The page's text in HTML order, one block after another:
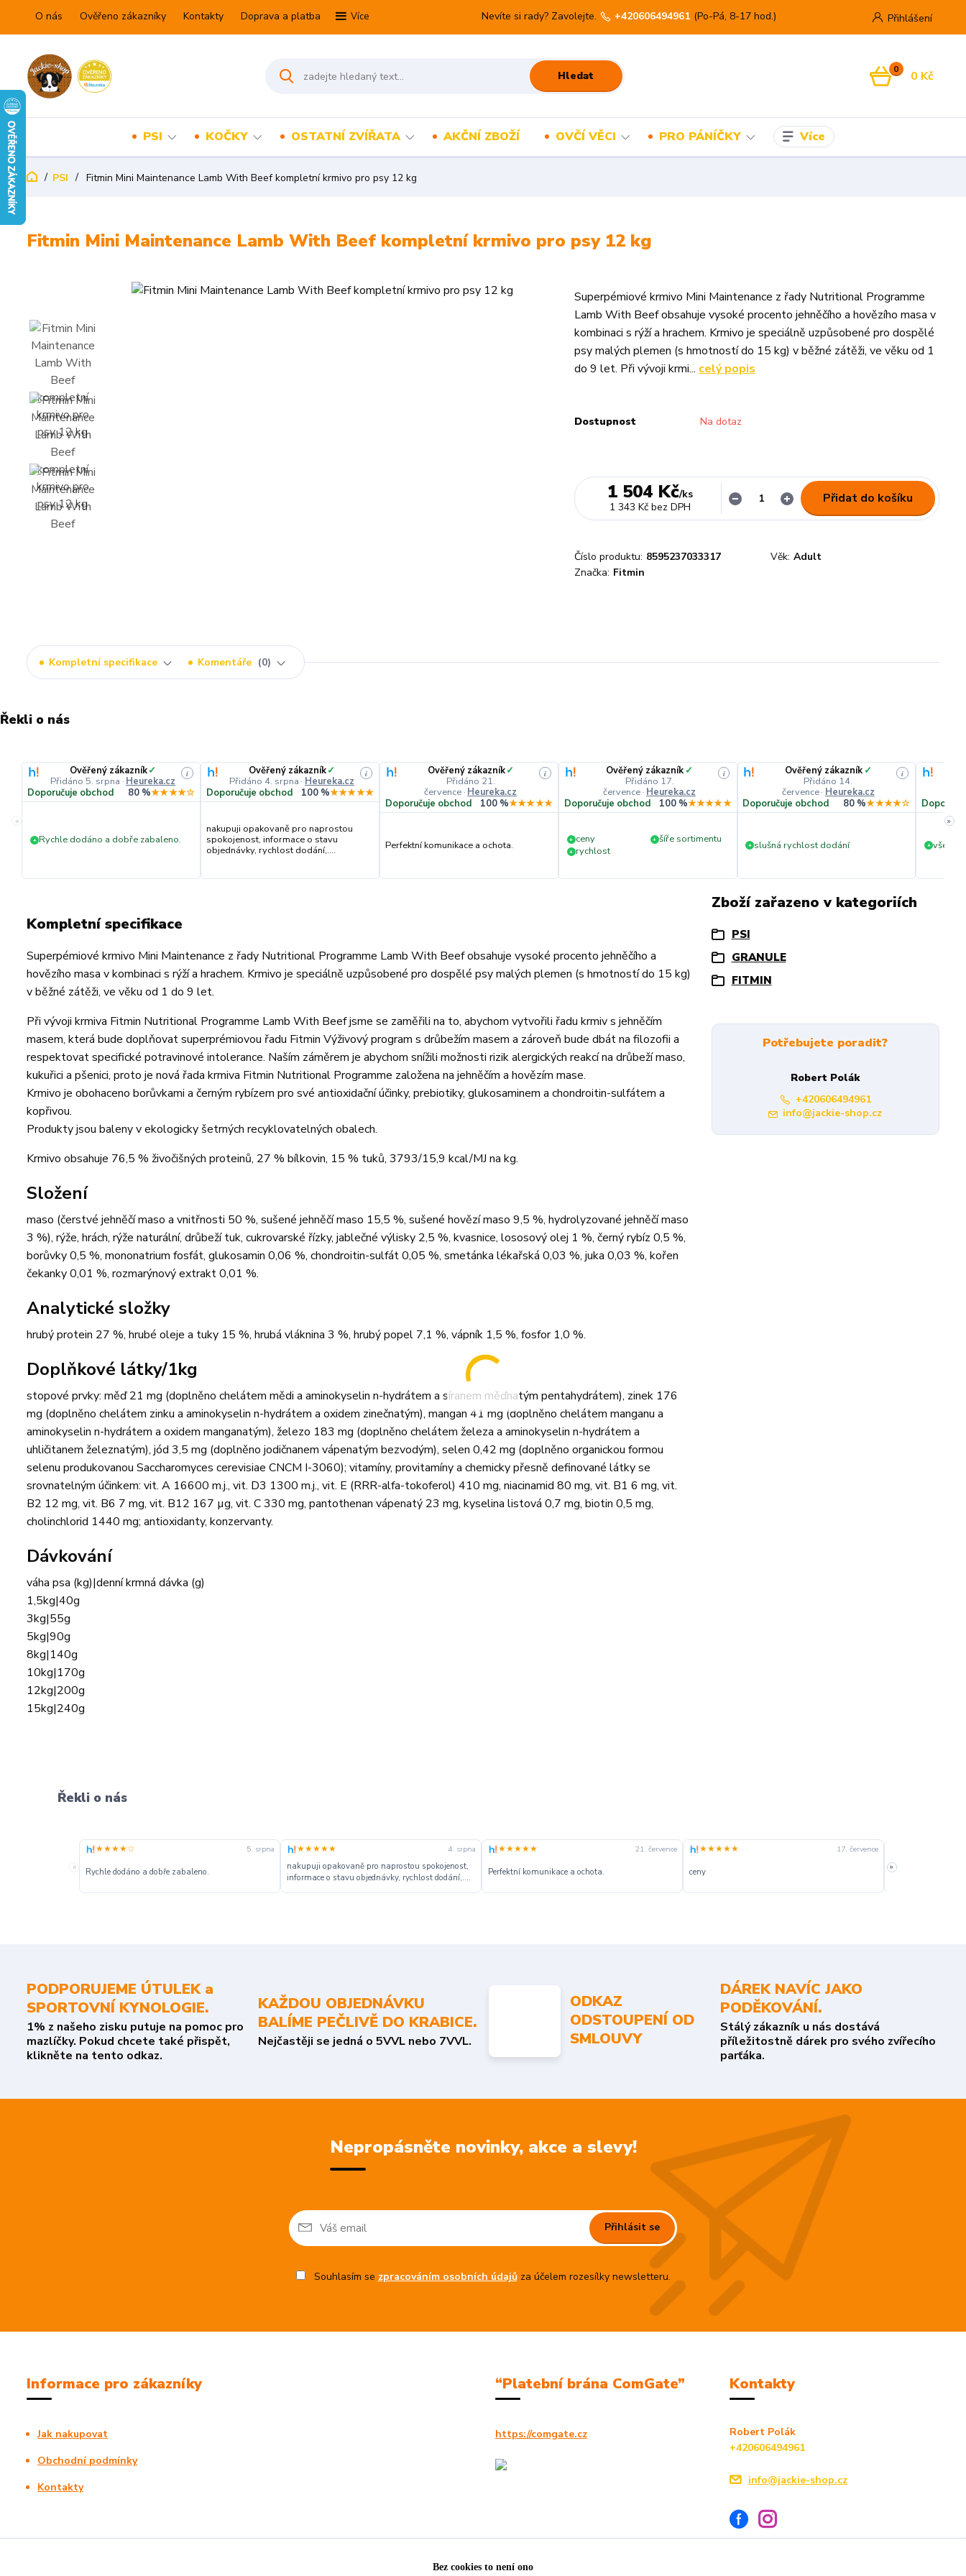
O nás Ověřeno zákazníky Kontakty Doprava a platba Více Přihlášení
Hledat
Nevíte si rady? Zavolejte. +420606494961 (Po-Pá, 8-17 hod.)
0 0 Kč
PSI KOČKY OSTATNÍ ZVÍŘATA AKČNÍ ZBOŽÍ OVČÍ VĚCI PRO PÁNÍČKY Více
PSI Fitmin Mini Maintenance Lamb With Beef kompletní krmivo pro psy 12 kg
Fitmin Mini Maintenance Lamb With Beef kompletní krmivo pro psy 12 kg
Superpémiové krmivo Mini Maintenance z řady Nutritional Programme
Lamb With Beef obsahuje vysoké procento jehněčího a hovězího masa v
kombinaci s rýží a hrachem. Krmivo je speciálně uzpůsobené pro dospělé
psy malých plemen (s hmotností do 15 kg) v běžné zátěži, ve věku od 1
do 9 let. Při vývoji krmi... celý popis
Dostupnost Na dotaz
1 504 Kč/ks
1 343 Kč bez DPH
Přidat do košíku
Číslo produktu: 8595237033317 Věk: Adult
Značka: Fitmin
Kompletní specifikace Komentáře 0
Řekli o nás
«
Ověřený zákazník✓
Přidáno 5. srpna · Heureka.cz
i
Doporučuje obchod 80 %★★★★☆
+ Rychle dodáno a dobře zabaleno.
Ověřený zákazník✓
Přidáno 4. srpna · Heureka.cz
i
Doporučuje obchod 100 %★★★★★
nakupuji opakovaně pro naprostou
spokojenost, informace o stavu
objednávky, rychlost dodání,....
Ověřený zákazník✓
Přidáno 21.
července · Heureka.cz
i
Doporučuje obchod 100 %★★★★★
Perfektní komunikace a ochota.
Ověřený zákazník ✓
Přidáno 17.
července · Heureka.cz
i
Doporučuje obchod 100 %★★★★★
+ ceny + šíře sortimentu
+ rychlost
Ověřený zákazník ✓
Přidáno 14.
července· Heureka.cz
i
Doporučuje obchod 80 %★★★★☆
+ slušná rychlost dodání + vše v
»
Kompletní specifikace
Superpémiové krmivo Mini Maintenance z řady Nutritional Programme Lamb With Beef obsahuje vysoké procento jehněčího a
hovězího masa v kombinaci s rýží a hrachem. Krmivo je speciálně uzpůsobené pro dospělé psy malých plemen (s hmotností do 15 kg)
v běžné zátěži, ve věku od 1 do 9 let.
Při vývoji krmiva Fitmin Nutritional Programme Lamb With Beef jsme se zaměřili na to, abychom vytvořili řadu krmiv s jehněčím
masem, která bude doplňovat superprémiovou řadu Fitmin Výživový program s drůbežím masem a zároveň bude dbát na filozofii a
respektovat specifické potravinové intolerance. Naším záměrem je abychom snížili možnosti rizik alergických reakcí na drůbeží maso,
kukuřici a pšenici, proto je nová řada krmiva Fitmin Nutritional Programme založena na jehněčím a hovězím mase.
Krmivo je obohaceno borůvkami a černým rybízem pro své antioxidační účinky, prebiotiky, glukosaminem a chondroitin-sulfátem a
kopřivou.
Produkty jsou baleny v ekologicky šetrných recyklovatelných obalech.
Krmivo obsahuje 76,5 % živočišných proteinů, 27 % bílkovin, 15 % tuků, 3793/15,9 kcal/MJ na kg.
Složení
maso (čerstvé jehněčí maso a vnitřnosti 50 %, sušené jehněčí maso 15,5 %, sušené hovězí maso 9,5 %, hydrolyzované jehněčí maso
3 %), rýže, hrách, rýže naturální, drůbeží tuk, cukrovarské řízky, jablečné výlisky 2,5 %, kvasnice, lososový olej 1 %, černý rybíz 0,5 %,
borůvky 0,5 %, mononatrium fosfát, glukosamin 0,06 %, chondroitin-sulfát 0,05 %, smetánka lékařská 0,03 %, juka 0,03 %, kořen
čekanky 0,01 %, rozmarýnový extrakt 0,01 %.
Analytické složky
hrubý protein 27 %, hrubé oleje a tuky 15 %, hrubá vláknina 3 %, hrubý popel 7,1 %, vápník 1,5 %, fosfor 1,0 %.
Doplňkové látky/1kg
stopové prvky: měď 21 mg (doplněno chelátem mědi a aminokyselin n-hydrátem a síranem měďnatým pentahydrátem), zinek 176
mg (doplněno chelátem zinku a aminokyselin n-hydrátem a oxidem zinečnatým), mangan 41 mg (doplněno chelátem manganu a
aminokyselin n-hydrátem a oxidem manganatým), železo 183 mg (doplněno chelátem železa a aminokyselin n-hydrátem a
uhličitanem železnatým), jód 3,5 mg (doplněno jodičnanem vápenatým bezvodým), selen 0,42 mg (doplněno organickou formou
selenu produkovanou Saccharomyces cerevisiae CNCM I-3060); vitamíny, provitamíny a chemicky přesně definované látky se
srovnatelným účinkem: vit. A 16600 m.j., vit. D3 1300 m.j., vit. E (RRR-alfa-tokoferol) 410 mg, niacinamid 80 mg, vit. B1 6 mg, vit.
B2 12 mg, vit. B6 7 mg, vit. B12 167 µg, vit. C 330 mg, pantothenan vápenatý 23 mg, kyselina listová 0,7 mg, biotin 0,5 mg,
cholinchlorid 1440 mg; antioxidanty, konzervanty.
Dávkování
váha psa (kg)|denní krmná dávka (g)
1,5kg|40g
3kg|55g
5kg|90g
8kg|140g
10kg|170g
12kg|200g
15kg|240g
Zboží zařazeno v kategoriích
PSI
GRANULE
FITMIN
Potřebujete poradit?
Robert Polák
+420606494961
info@jackie-shop.cz
Řekli o nás
«
★★★★☆ 5. srpna
Rychle dodáno a dobře zabaleno.
★★★★★ 4. srpna
nakupuji opakovaně pro naprostou spokojenost,
informace o stavu objednávky, rychlost dodání,....
★★★★★ 21. července
Perfektní komunikace a ochota.
★★★★★ 17. července
ceny
slušná rychlost
»
PODPORUJEME ÚTULEK a
SPORTOVNÍ KYNOLOGIE.
1% z našeho zisku putuje na pomoc pro
mazlíčky. Pokud chcete také přispět,
klikněte na tento odkaz.
KAŽDOU OBJEDNÁVKU
BALÍME PEČLIVĚ DO KRABICE.
Nejčastěji se jedná o 5VVL nebo 7VVL.
ODKAZ
ODSTOUPENÍ OD
SMLOUVY
DÁREK NAVÍC JAKO
PODĚKOVÁNÍ.
Stálý zákazník u nás dostává
příležitostně dárek pro svého zvířecího
parťáka.
Nepropásněte novinky, akce a slevy!
Přihlásit se
Souhlasím se zpracováním osobních údajůza účelem rozesílky newsletteru.
Informace pro zákazníky
Jak nakupovat
Obchodní podmínky
Kontakty
“Platební brána ComGate”
https://comgate.cz
Kontakty
Robert Polák
+420606494961
info@jackie-shop.cz
Bez cookies to není ono